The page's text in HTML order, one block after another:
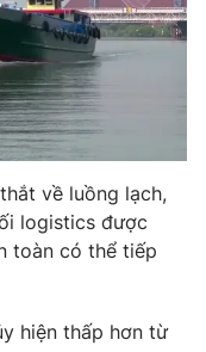
Nam
số 483/GP-BTTTT
355 932
về luồng lạch,
logistics được
toàn có thể tiếp
hiện thấp hơn từ